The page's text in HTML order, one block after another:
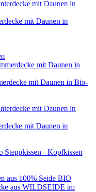
mit Daunen in
mit Daunen in Bio-
mit Daunen in
Steppkissen - Kopfkissen
BIO
aus WILDSEIDE im